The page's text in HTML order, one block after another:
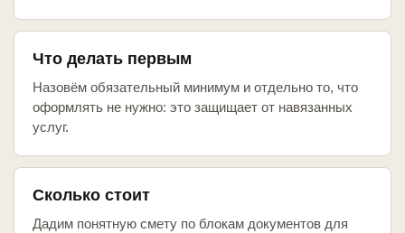
Что делать первым
Назовём обязательный минимум и отдельно то, что
оформлять не нужно: это защищает от навязанных
услуг.
Сколько стоит
Дадим понятную смету по блокам документов для